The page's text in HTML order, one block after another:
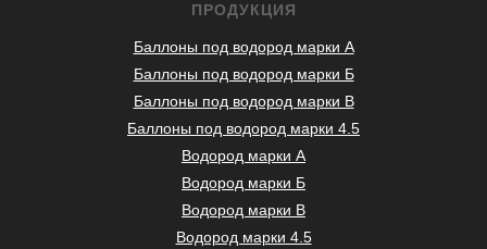
ПРОДУКЦИЯ
Баллоны под водород марки А
Баллоны под водород марки Б
Баллоны под водород марки В
Баллоны под водород марки 4.5
Водород марки А
Водород марки Б
Водород марки В
Водород марки 4.5